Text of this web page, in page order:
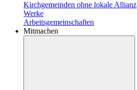
Kirchgemeinden ohne lokale Allianz
Werke
Arbeitsgemeinschaften
Mitmachen